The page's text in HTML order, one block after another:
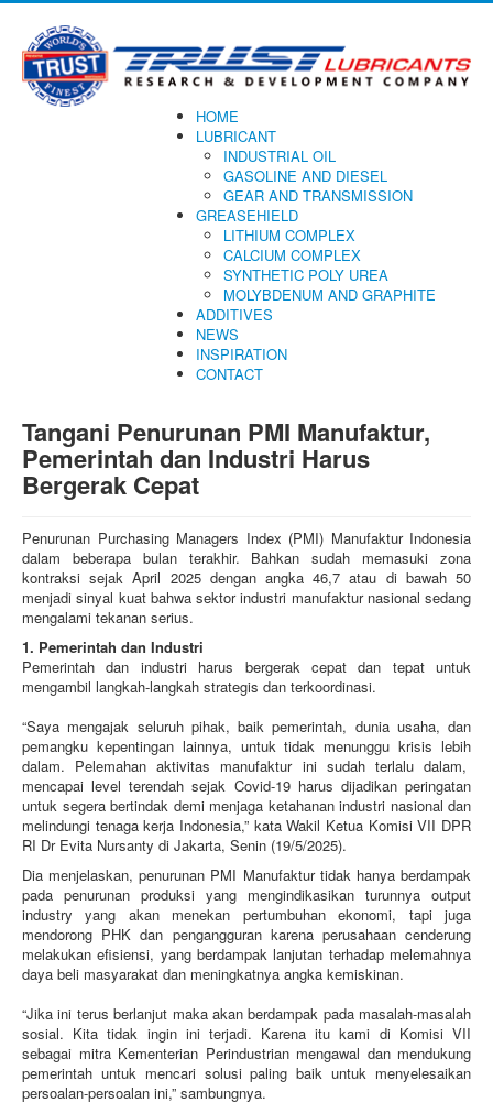
HOME
LUBRICANT
INDUSTRIAL OIL
GASOLINE AND DIESEL
GEAR AND TRANSMISSION
GREASEHIELD
LITHIUM COMPLEX
CALCIUM COMPLEX
SYNTHETIC POLY UREA
MOLYBDENUM AND GRAPHITE
ADDITIVES
NEWS
INSPIRATION
CONTACT
Tangani Penurunan PMI Manufaktur,
Pemerintah dan Industri Harus
Bergerak Cepat
Penurunan Purchasing Managers Index (PMI) Manufaktur Indonesia
dalam beberapa bulan terakhir. Bahkan sudah memasuki zona
kontraksi sejak April 2025 dengan angka 46,7 atau di bawah 50
menjadi sinyal kuat bahwa sektor industri manufaktur nasional sedang
mengalami tekanan serius.
1. Pemerintah dan Industri
Pemerintah dan industri harus bergerak cepat dan tepat untuk
mengambil langkah-langkah strategis dan terkoordinasi.
“Saya mengajak seluruh pihak, baik pemerintah, dunia usaha, dan
pemangku kepentingan lainnya, untuk tidak menunggu krisis lebih
dalam. Pelemahan aktivitas manufaktur ini sudah terlalu dalam,
mencapai level terendah sejak Covid-19 harus dijadikan peringatan
untuk segera bertindak demi menjaga ketahanan industri nasional dan
melindungi tenaga kerja Indonesia,” kata Wakil Ketua Komisi VII DPR
RI Dr Evita Nursanty di Jakarta, Senin (19/5/2025).
Dia menjelaskan, penurunan PMI Manufaktur tidak hanya berdampak
pada penurunan produksi yang mengindikasikan turunnya output
industry yang akan menekan pertumbuhan ekonomi, tapi juga
mendorong PHK dan pengangguran karena perusahaan cenderung
melakukan efisiensi, yang berdampak lanjutan terhadap melemahnya
daya beli masyarakat dan meningkatnya angka kemiskinan.
“Jika ini terus berlanjut maka akan berdampak pada masalah-masalah
sosial. Kita tidak ingin ini terjadi. Karena itu kami di Komisi VII
sebagai mitra Kementerian Perindustrian mengawal dan mendukung
pemerintah untuk mencari solusi paling baik untuk menyelesaikan
persoalan-persoalan ini,” sambungnya.